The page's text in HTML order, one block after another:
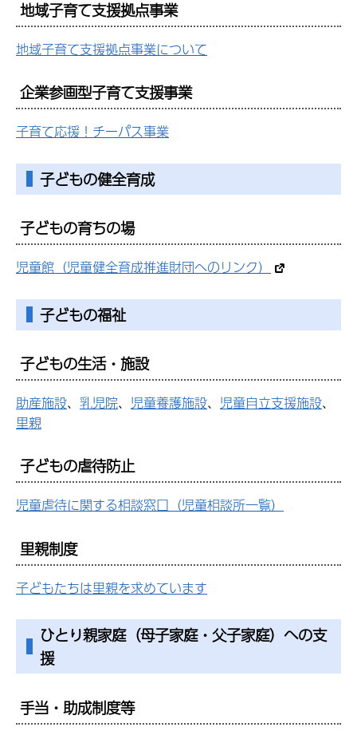
地域子育て支援拠点事業
地域子育て支援拠点事業について
企業参画型子育て支援事業
子育て応援！チーパス事業
子どもの健全育成
子どもの育ちの場
児童館（児童健全育成推進財団へのリンク）
子どもの福祉
子どもの生活・施設
助産施設、 乳児院、 児童養護施設、 児童自立支援施設、
里親
子どもの虐待防止
児童虐待に関する相談窓口（児童相談所一覧）
里親制度
子どもたちは里親を求めています
ひとり親家庭（母子家庭・父子家庭）への支
援
手当・助成制度等